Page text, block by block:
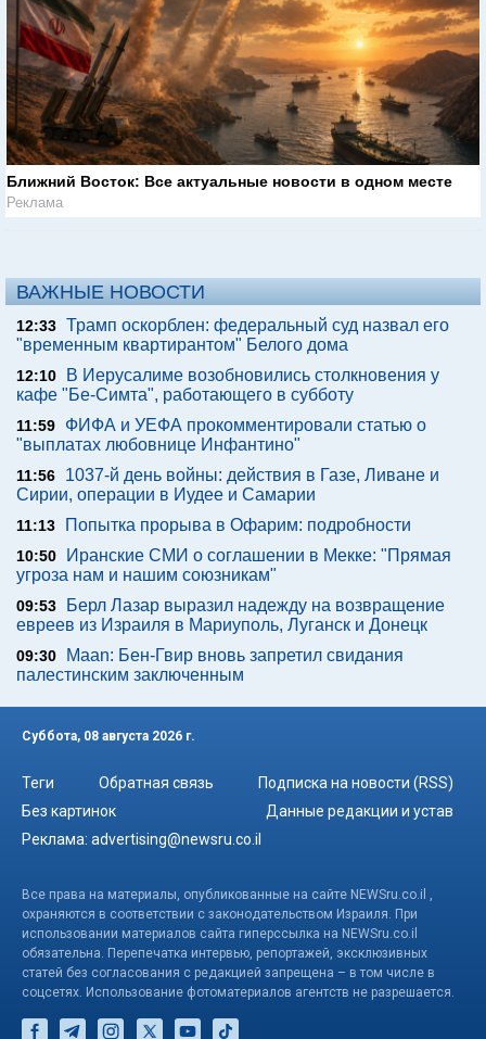
Ближний Восток: Все актуальные новости в одном месте
Реклама
ВАЖНЫЕ НОВОСТИ
12:33 Трамп оскорблен: федеральный суд назвал его
"временным квартирантом" Белого дома
12:10
В Иерусалиме возобновились столкновения у
кафе "Бе-Симта", работающего в субботу
11:59
ФИФА и УЕФА прокомментировали статью о
"выплатах любовнице Инфантино"
11:56
1037-й день войны: действия в Газе, Ливане и
Сирии, операции в Иудее и Самарии
11:13 Попытка прорыва в Офарим: подробности
10:50
Иранские СМИ о соглашении в Мекке: "Прямая
угроза нам и нашим союзникам"
09:53
Берл Лазар выразил надежду на возвращение
евреев из Израиля в Мариуполь, Луганск и Донецк
09:30
Maan: Бен-Гвир вновь запретил свидания
палестинским заключенным
Суббота, 08 августа 2026 г.
Теги Обратная связь
Подписка на новости (RSS)
Без картинок
Данные редакции и устав
Реклама: advertising@newsru.co.il
Все права на материалы, опубликованные на сайте NEWSru.co.il ,
охраняются в соответствии с законодательством Израиля. При
использовании материалов сайта гиперссылка на NEWSru.co.il
обязательна. Перепечатка интервью, репортажей, эксклюзивных
статей без согласования с редакцией запрещена – в том числе в
соцсетях. Использование фотоматериалов агентств не разрешается.